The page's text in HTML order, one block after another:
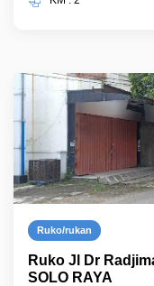
Ruko/rukan
Ruko Jl Dr
SOLO RAYA